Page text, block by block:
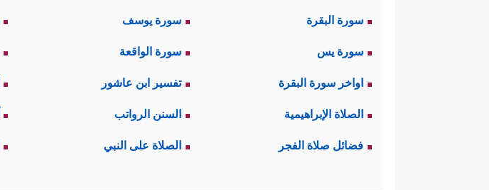
سورة البقرة سورة يوسف
سورة يس سورة الواقعة
اواخر سورة البقرة تفسير ابن عاشور
الصلاة الإبراهيمية السنن الرواتب
فضائل صلاة الفجر الصلاة على النبي